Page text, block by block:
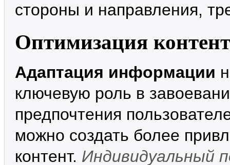
стороны и направления,
Оптимизация
Адаптация информации
ключевую роль в
предпочтения
можно создать более
контент. Индивидуальный